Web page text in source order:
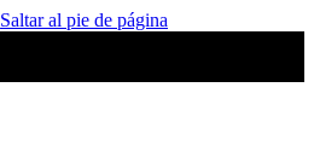
Saltar al pie de página